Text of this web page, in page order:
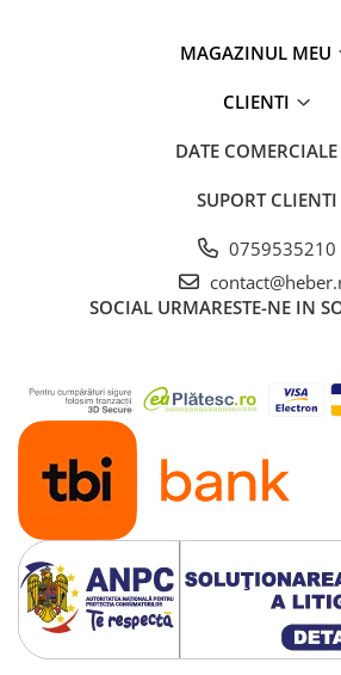
MAGAZINUL MEU
CLIENTI
DATE COMERCIALE
SUPORT CLIENTI
0759535210
SOCIAL URMARESTE-NE IN